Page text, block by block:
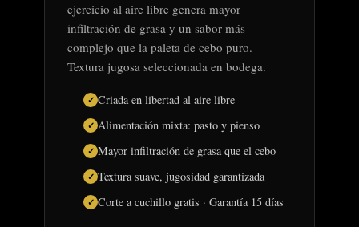
ejercicio al aire libre genera mayor
infiltración de grasa y un sabor más
complejo que la paleta de cebo puro.
Textura jugosa seleccionada en bodega.
Criada en libertad al aire libre
Alimentación mixta: pasto y pienso
Mayor infiltración de grasa que el cebo
Textura suave, jugosidad garantizada
Corte a cuchillo gratis · Garantía 15 días